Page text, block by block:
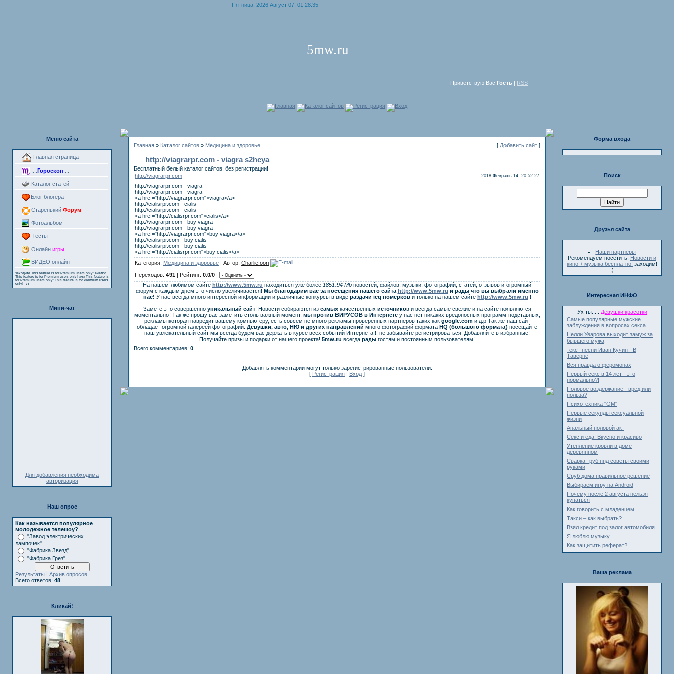
Пятница, 2026 Август 07, 01:28:35
5mw.ru
Приветствую Вас Гость | RSS
Главная Каталог сайтов Регистрация Вход
Меню сайта
Главная страница
..:: Гороскоп::..
Каталог статей
Блог блогера
Старенький Форум
Фотоальбом
Тесты
Онлайн игры
ВИДЕО онлайн
заходите This feature is for Premium users only! аналог
This feature is for Premium users only! или This feature is
for Premium users only! This feature is for Premium users
only! тут
Мини-чат
Для добавления необходима
авторизация
Наш опрос
Как называется популярное
молодежное телешоу?
"Завод электрических
лампочек"
"Фабрика Звезд"
"Фабрика Грез"
Результаты | Архив опросов
Всего ответов: 48
Кликай!
Главная » Каталог сайтов » Медицина и здоровье [ Добавить сайт ]
http://viagrarpr.com - viagra s2hcya
Бесплатный белый каталог сайтов, без регистрации!
http://viagrarpr.com
2018 Февраль 14, 20:52:27
http://viagrarpr.com - viagra
http://viagrarpr.com - viagra
<a href="http://viagrarpr.com">viagra</a>
http://cialisrpr.com - cialis
http://cialisrpr.com - cialis
<a href="http://cialisrpr.com">cialis</a>
http://viagrarpr.com - buy viagra
http://viagrarpr.com - buy viagra
<a href="http://viagrarpr.com">buy viagra</a>
http://cialisrpr.com - buy cialis
http://cialisrpr.com - buy cialis
<a href="http://cialisrpr.com">buy cialis</a>
Категория: Медицина и здоровье | Автор: Charliefoori
Переходов: 491 | Рейтинг: 0.0/0 |
На нашем любимом сайте http://www.5mw.ru находиться уже более 1851.94 Mb новостей, файлов, музыки, фотографий, статей, отзывов и огромный
форум с каждым днём это число увеличивается! Мы благодарим вас за посещения нашего сайта http://www.5mw.ru и рады что вы выбрали именно
нас! У нас всегда много интересной информации и различные конкурсы в виде раздачи icq номеркови только на нашем сайте http://www.5mw.ru !
Замете это совершенноуникальный сайт! Новости собираются из самыхкачественных источников и всегда самые свежие и на сайте появляются
моментально! Так же прошу вас заметить столь важный момент, мы против ВИРУСОВ в Интернетеу нас нет никаких вредоносных программ подставных,
рекламы которая навредит вашему компьютеру, есть совсем не много рекламы проверенных партнеров таких как google.comи д.р Так же наш сайт
обладает огромной галереей фотографий: Девушки, авто, НЮ и других направлений много фотографий формата HQ (большого формата) посещайте
наш увлекательный сайт мы всегда будем вас держать в курсе всех событий Интернета!!! не забывайте регистрироваться! Добавляйте в избранные!
Получайте призы и подарки от нашего проекта! 5mw.ru всегда рады гостям и постоянным пользователям!
Всего комментариев: 0
Добавлять комментарии могут только зарегистрированные пользователи.
[ Регистрация | Вход ]
Форма входа
Поиск
Друзья сайта
Наши партнеры
Рекомендуем посетить: Новости и
кино + музыка бесплатно! заходим!
:)
Интересная ИНФО
Ух ты.....
Девушки красотки
Самые популярные мужские
заблуждения в вопросах секса
Нелли Уварова выходит замуж за
бывшего мужа
текст песни Иван Кучин - В
Таверне
Вся правда о феромонах
Первый секс в 14 лет - это
нормально?!
Половое воздержание - вред или
польза?
Психотехника "GM"
Первые секунды сексуальной
жизни
Анальный половой акт
Секс и еда. Вкусно и красиво
Утепление кровли в доме
деревянном
Сварка труб пнд советы своими
руками
Сруб дома правильное решение
Выбираем игру на Android
Почему после 2 августа нельзя
купаться
Как говорить с младенцем
Такси – как выбрать?
Взял кредит под залог автомобиля
Я люблю музыку
Как защитить реферат?
Ваша реклама